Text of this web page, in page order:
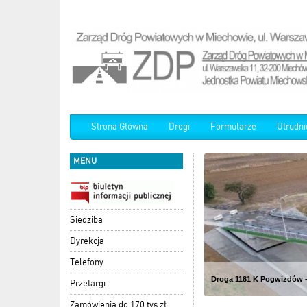
Strona Główna Drogi Formularze
MENU
Siedziba
Dyrekcja
Telefony
Przetargi
Zamówienia do 170 tys zł
Droga 1181 K Pogwizdów
Droga 1181 K Pogwizdów